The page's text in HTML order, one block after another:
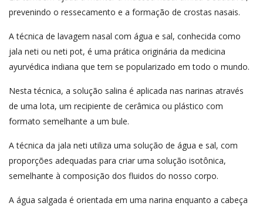
prevenindo o ressecamento e a formação de crostas nasais.
A técnica de lavagem nasal com água e sal, conhecida como
jala neti ou neti pot, é uma prática originária da medicina
ayurvédica indiana que tem se popularizado em todo o mundo.
Nesta técnica, a solução salina é aplicada nas narinas através
de uma lota, um recipiente de cerâmica ou plástico com
formato semelhante a um bule.
A técnica da jala neti utiliza uma solução de água e sal, com
proporções adequadas para criar uma solução isotônica,
semelhante à composição dos fluidos do nosso corpo.
A água salgada é orientada em uma narina enquanto a cabeça